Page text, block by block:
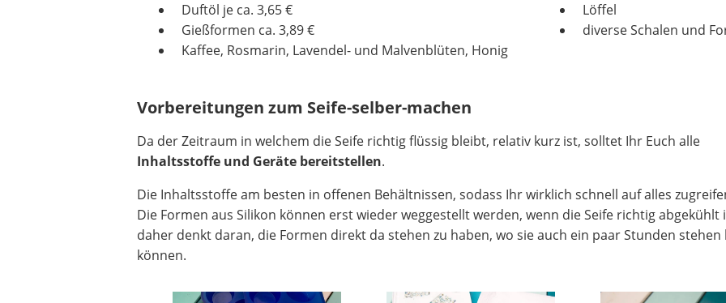
Duftöl je ca. 3,65 €
Gießformen ca. 3,89 €
Kaffee, Rosmarin, Lavendel- und Malvenblüten, Honig
Löffel
diverse Schalen und
Vorbereitungen zum Seife-selber-machen
Da der Zeitraum in welchem die Seife richtig flüssig bleibt, relativ kurz ist, solltet Ihr Euch alle
Inhaltsstoffe und Geräte bereitstellen.
Die Inhaltsstoffe am besten in offenen Behältnissen, sodass Ihr wirklich schnell auf alles
Die Formen aus Silikon können erst wieder weggestellt werden, wenn die Seife richtig abgekühlt
daher denkt daran, die Formen direkt da stehen zu haben, wo sie auch ein paar Stunden stehen
können.